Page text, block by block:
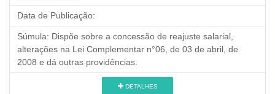
Data de Publicação:
Súmula: Dispõe sobre a concessão de reajuste salarial,
alterações na Lei Complementar n°06, de 03 de abril, de
2008 e dá outras providências.
DETALHES